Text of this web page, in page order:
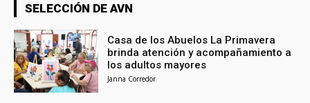
SELECCIÓN DE AVN
Casa de los Abuelos La Primavera
brinda atención y acompañamiento a
los adultos mayores
Janna Corredor